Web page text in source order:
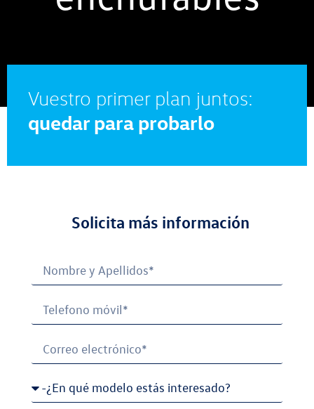
Vuestro primer plan juntos:
quedar para probarlo
Solicita más información